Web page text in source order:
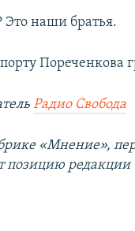
Это наши братья.
Пореченкова
Радио Свобода
«Мнение»,
позицию редакции